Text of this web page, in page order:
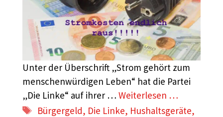
Unter der Überschrift „Strom gehört zum
menschenwürdigen Leben“ hat die Partei
„Die Linke“ auf ihrer … Weiterlesen …
Schlagwörter
Bürgergeld, Die Linke, Hushaltsgeräte,